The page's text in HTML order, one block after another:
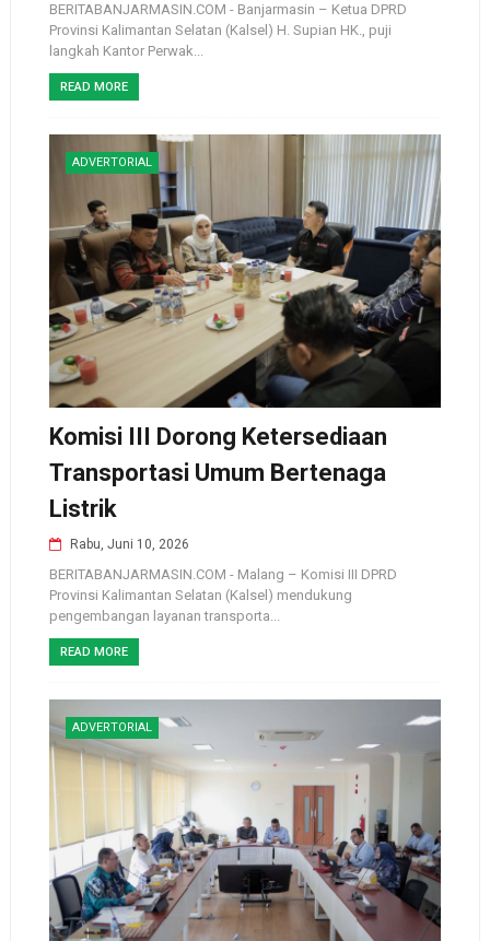
BERITABANJARMASIN.COM - Banjarmasin – Ketua DPRD
Provinsi Kalimantan Selatan (Kalsel) H. Supian HK., puji
langkah Kantor Perwak...
READ MORE
ADVERTORIAL
Komisi III Dorong Ketersediaan
Transportasi Umum Bertenaga
Listrik
Rabu, Juni 10, 2026
BERITABANJARMASIN.COM - Malang – Komisi III DPRD
Provinsi Kalimantan Selatan (Kalsel) mendukung
pengembangan layanan transporta...
READ MORE
ADVERTORIAL